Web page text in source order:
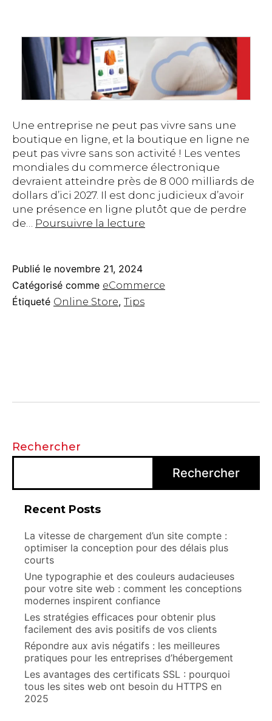
Une entreprise ne peut pas vivre sans une
boutique en ligne, et la boutique en ligne ne
peut pas vivre sans son activité ! Les ventes
mondiales du commerce électronique
devraient atteindre près de 8 000 milliards de
dollars d’ici 2027. Il est donc judicieux d’avoir
une présence en ligne plutôt que de perdre
de… Poursuivre la lecture
boutique
Publié le novembre 21, 2024
Catégorisé comme eCommerce
Étiqueté Online Store, Tips
Rechercher
Rechercher
Recent Posts
La vitesse de chargement d’un site compte :
optimiser la conception pour des délais plus
courts
Une typographie et des couleurs audacieuses
pour votre site web : comment les conceptions
modernes inspirent confiance
Les stratégies efficaces pour obtenir plus
facilement des avis positifs de vos clients
Répondre aux avis négatifs : les meilleures
pratiques pour les entreprises d’hébergement
Les avantages des certificats SSL : pourquoi
tous les sites web ont besoin du HTTPS en
2025